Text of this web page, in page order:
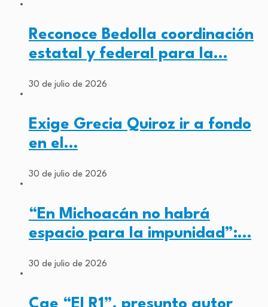
Reconoce Bedolla coordinación
estatal y federal para la…
30 de julio de 2026
Exige Grecia Quiroz ir a fondo
en el…
30 de julio de 2026
“En Michoacán no habrá
espacio para la impunidad”:…
30 de julio de 2026
Cae “El R1”, presunto autor